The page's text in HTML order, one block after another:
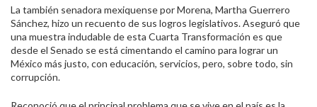
La también senadora mexiquense por Morena, Martha Guerrero
Sánchez, hizo un recuento de sus logros legislativos. Aseguró que
una muestra indudable de esta Cuarta Transformación es que
desde el Senado se está cimentando el camino para lograr un
México más justo, con educación, servicios, pero, sobre todo, sin
corrupción.